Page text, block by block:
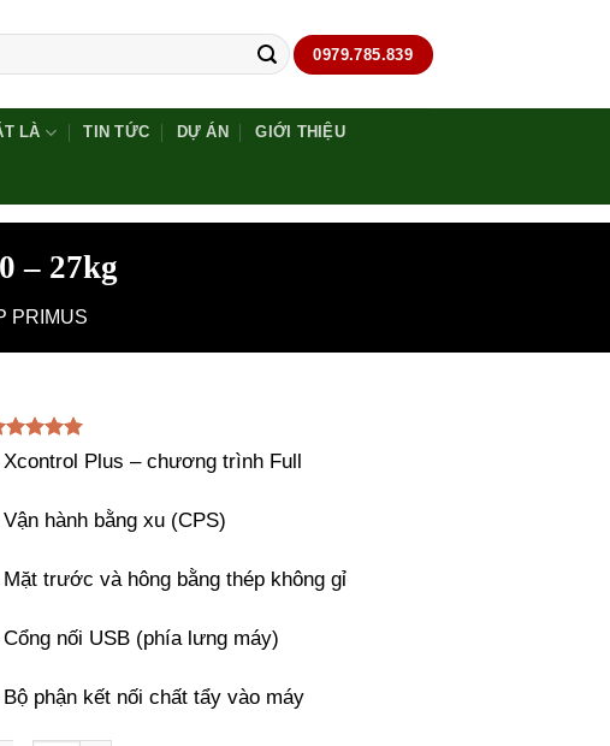
0979.785.839
LÀ TIN TỨC DỰ ÁN GIỚI THIỆU
– 27kg
PRIMUS
trên 5
trên
Xcontrol Plus – chương trình Full
hành bằng xu (CPS)
Mặt trước và hông bằng thép không gỉ
Cổng nối USB (phía lưng máy)
Bộ phận kết nối chất tẩy vào máy